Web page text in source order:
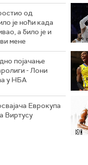
од
је ноћи када
а било је и
мене
појачање
- Лони
у НБА
Еврокупа
Виртусу